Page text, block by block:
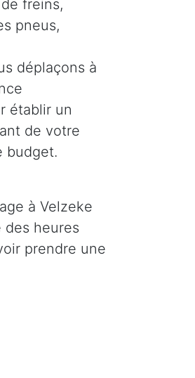
freins,
pneus,
déplaçons à
établir un
de votre
budget.
à Velzeke
des heures
prendre une